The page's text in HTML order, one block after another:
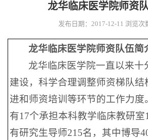
龙华临床医学院师资
发布日期：2017-12-11 浏览次
龙华临床医学院师资队伍简
龙华临床医学院一直以来十
建设，科学合理调整师资梯队结
进和师资培训等环节的工作力度
有17个承担本科教学临床教研室
有研究生导师215名，其中博导